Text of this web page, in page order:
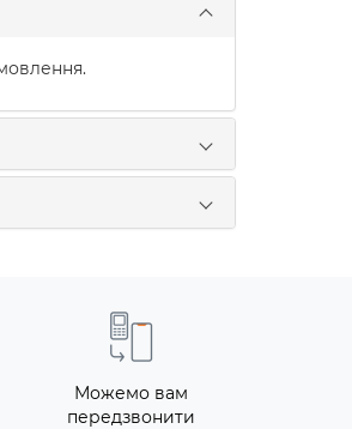
Можемо вам
передзвонити